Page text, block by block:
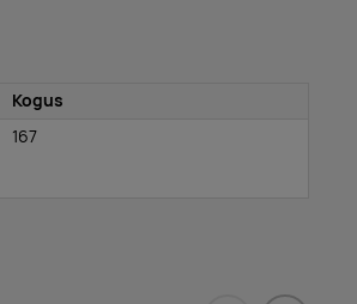
Kogus
167